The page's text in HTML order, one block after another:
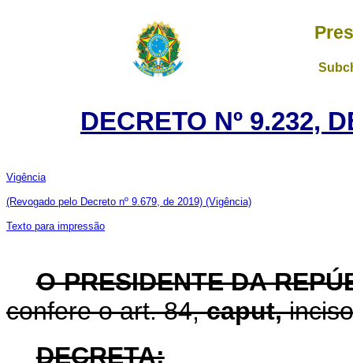
DECRETO Nº 9.232,
Vigência
(Revogado pelo Decreto nº 9.679, de 2019) (Vigência)
Texto para impressão
O PRESIDENTE DA
confere o art. 84,caput,
DECRETA: